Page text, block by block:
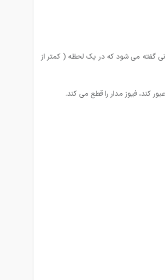
جریان لحظه ای به جریانی گفته می شود که در یک لحظه ( کمتر از
کند، فیوز مدار را قطع می کند.